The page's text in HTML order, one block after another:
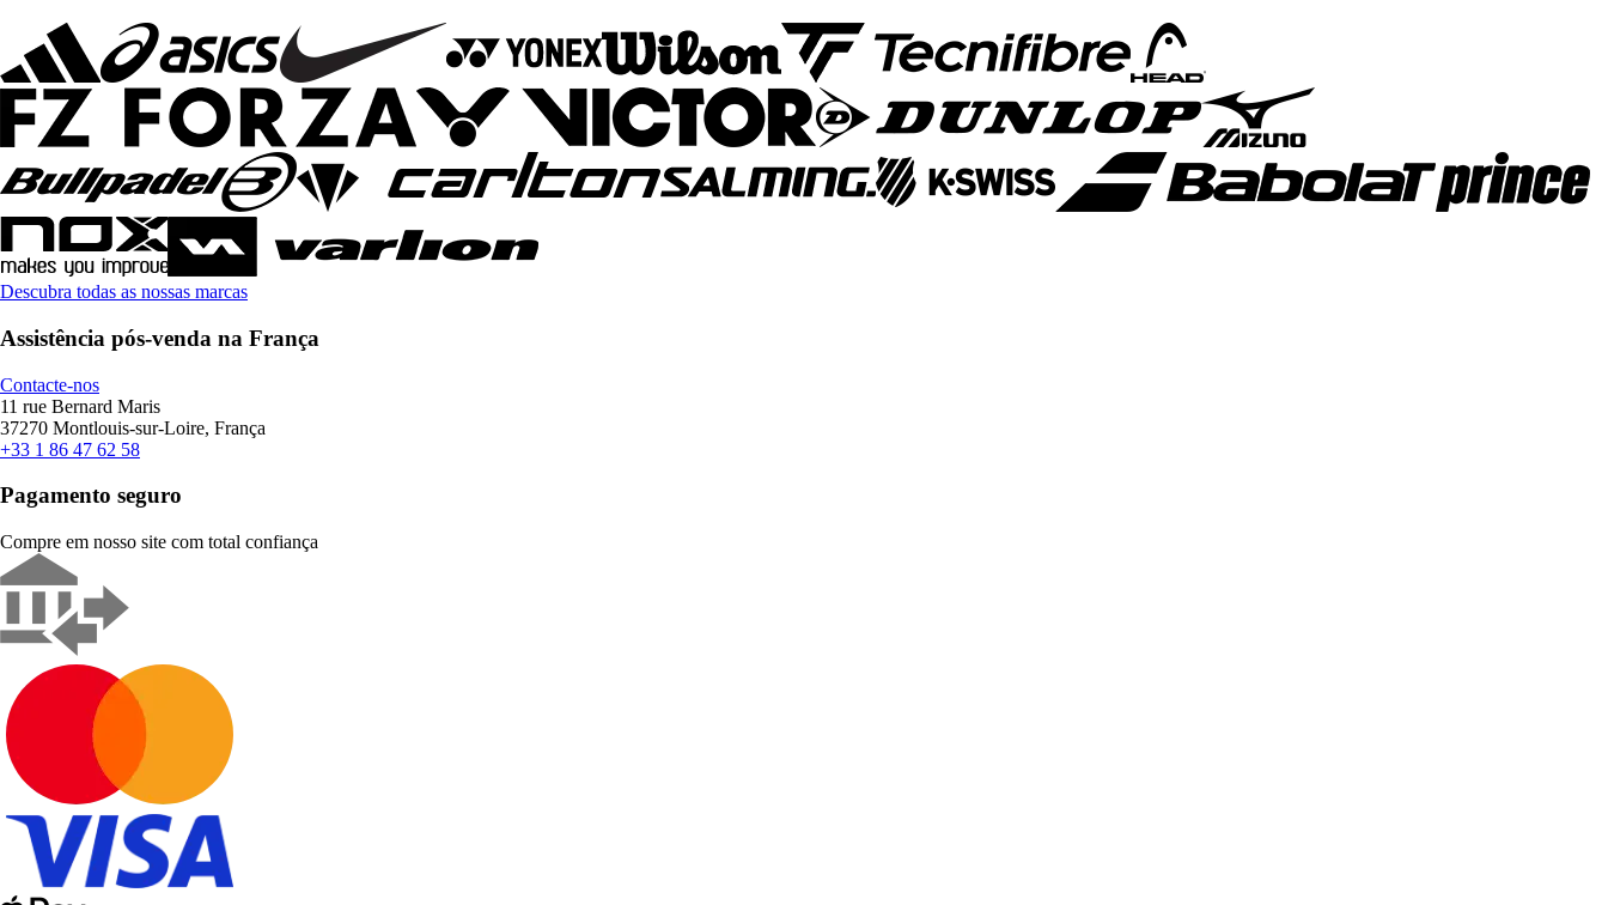
Descubra todas as nossas marcas
Assistência pós-venda na França
Contacte-nos
11 rue Bernard Maris
37270 Montlouis-sur-Loire, França
+33 1 86 47 62 58
Pagamento seguro
Compre em nosso site com total confiança